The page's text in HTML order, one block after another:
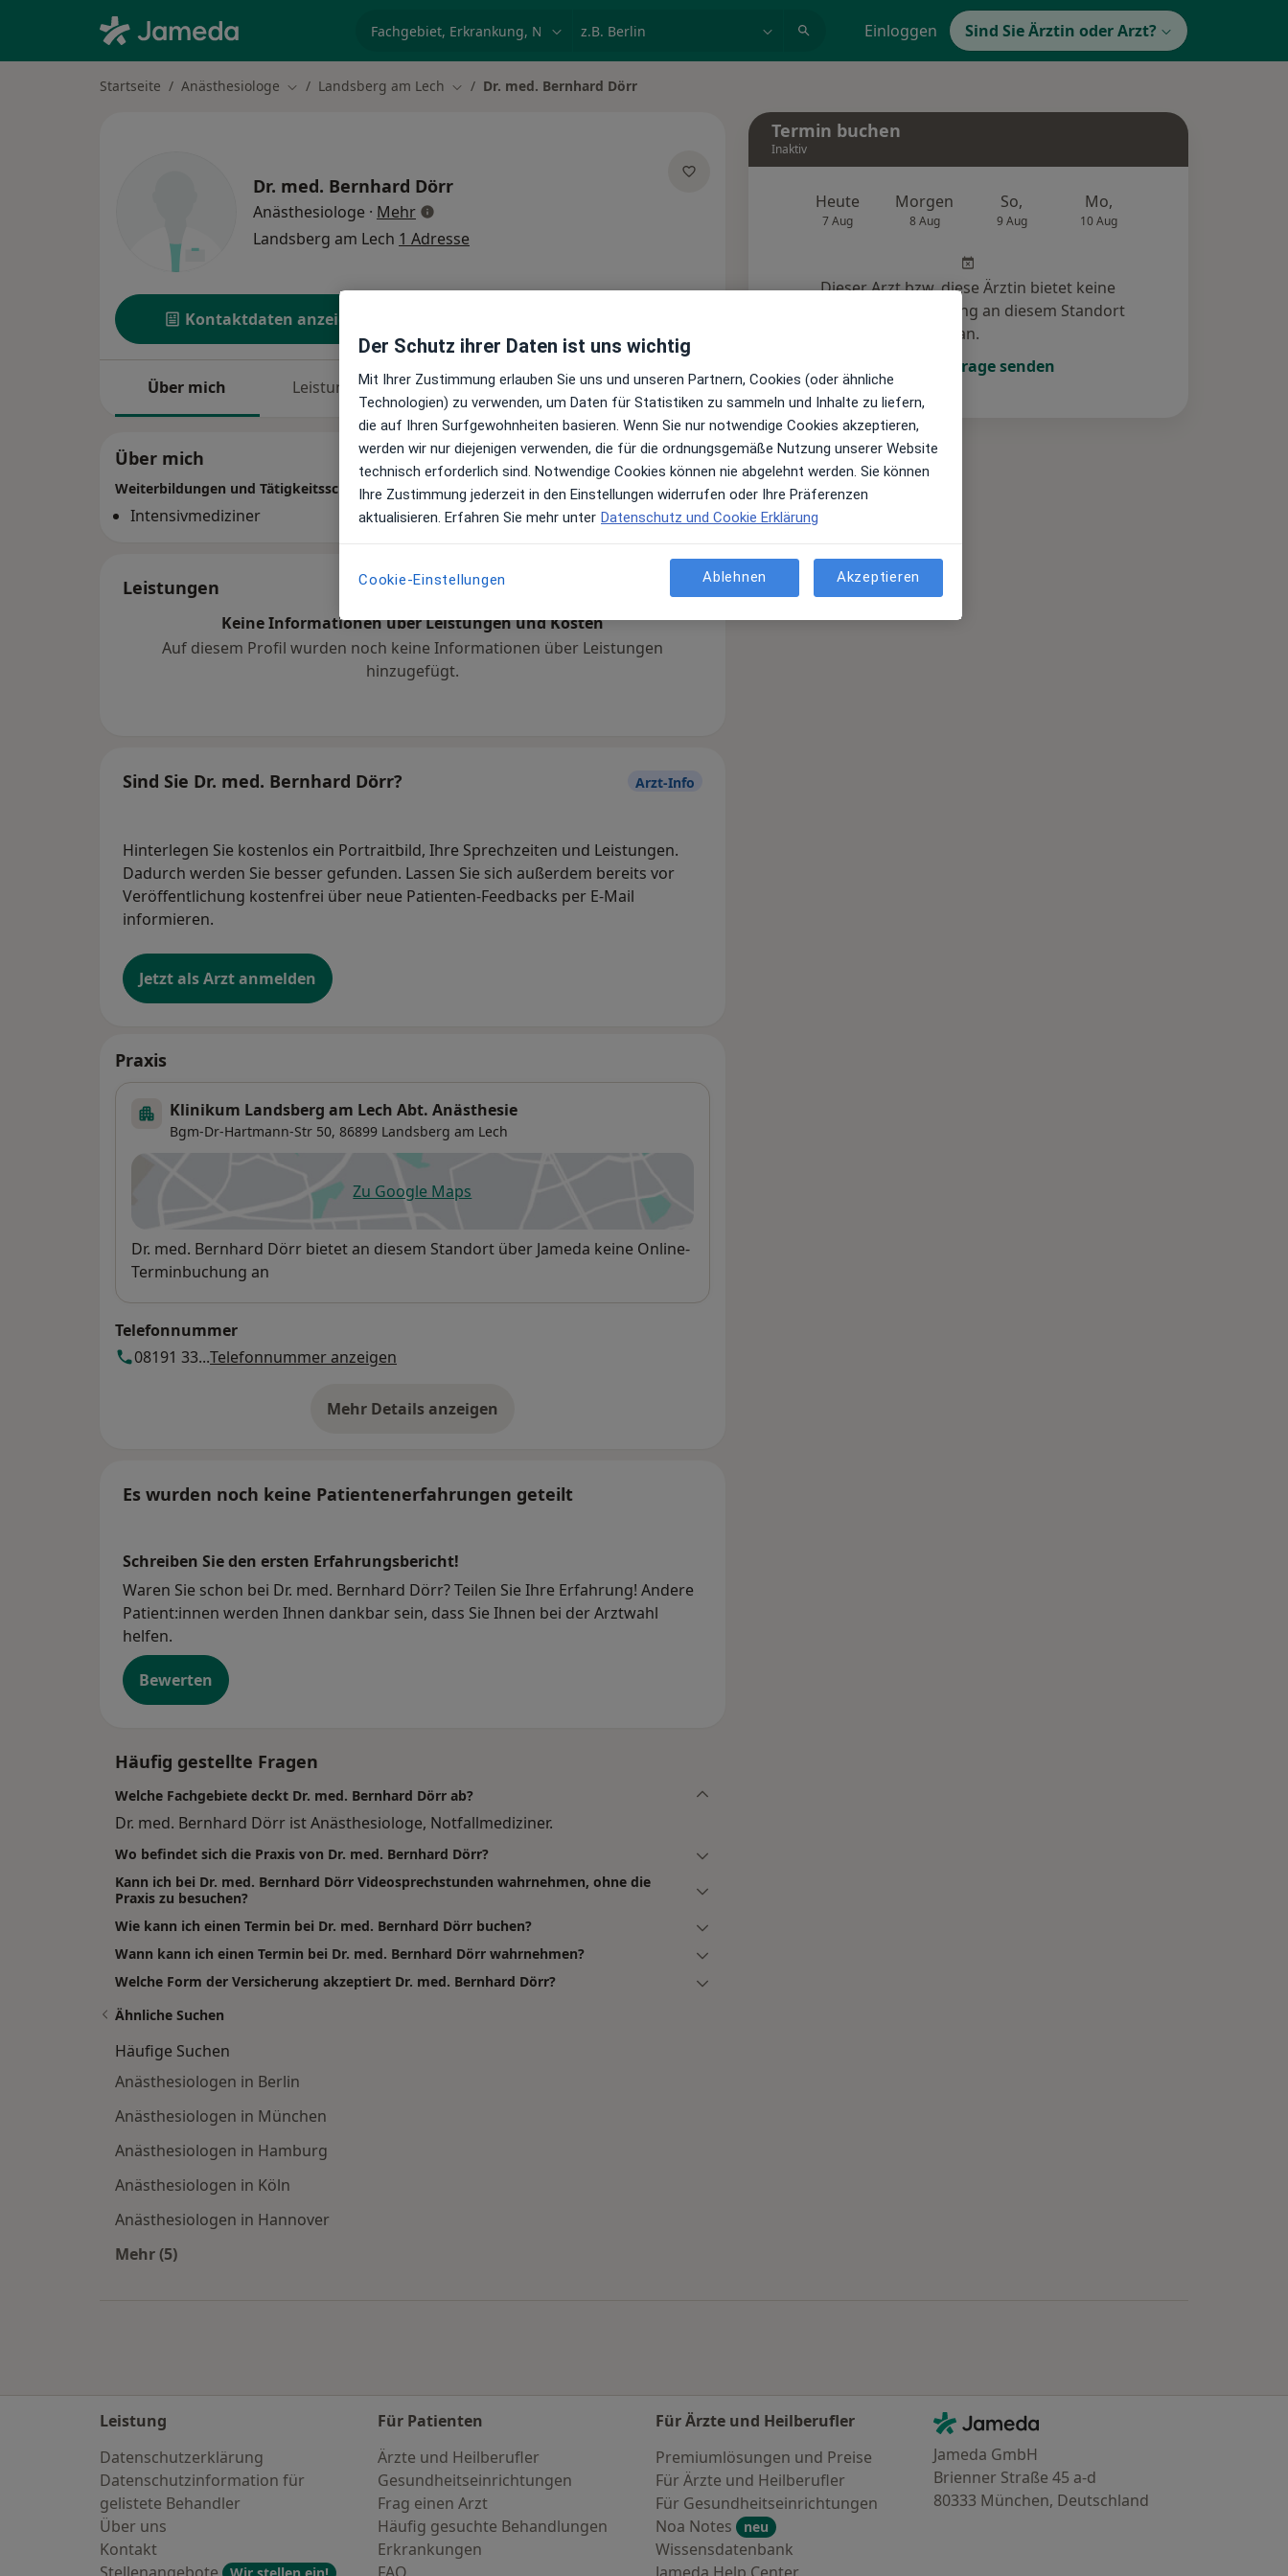
Einloggen Sind Sie Ärztin oder Arzt?
Startseite Anästhesiologe Stadt ändern
Landsberg am Lech Stadt ändern
Dr. med. Bernhard Dörr
Dr. med. Bernhard Dörr
Anästhesiologe · Mehrüber Spezialisierungen
Landsberg am Lech 1 Adresse
Kontaktdaten anzeigen
Über mich Leistungen Standorte Bewertungen
Über mich
Weiterbildungen und Tätigkeitsschwerpunkte
Intensivmediziner
Leistungen
Keine Informationen über Leistungen und Kosten
Auf diesem Profil wurden noch keine Informationen über Leistungen
hinzugefügt.
Sind Sie Dr. med. Bernhard Dörr? Arzt-Info
Hinterlegen Sie kostenlos ein Portraitbild, Ihre Sprechzeiten und Leistungen.
Dadurch werden Sie besser gefunden. Lassen Sie sich außerdem bereits vor
Veröffentlichung kostenfrei über neue Patienten-Feedbacks per E-Mail
informieren.
Jetzt als Arzt anmelden
Praxis
Klinikum Landsberg am Lech Abt. Anästhesie
Bgm-Dr-Hartmann-Str 50, 86899 Landsberg am Lech
Zu Google Mapsöffnet in einer neuen Registerkarte
Verfügbarkeit
Dr. med. Bernhard Dörr bietet an diesem Standort über Jameda keine Online-
Terminbuchung an
Telefonnummer
08191 33...Telefonnummer anzeigen
Mehr Details anzeigen
über die Adresse
Es wurden noch keine Patientenerfahrungen geteilt
Schreiben Sie den ersten Erfahrungsbericht!
Waren Sie schon bei Dr. med. Bernhard Dörr? Teilen Sie Ihre Erfahrung! Andere
Patient:innen werden Ihnen dankbar sein, dass Sie Ihnen bei der Arztwahl
helfen.
Bewerten
Häufig gestellte Fragen
Welche Fachgebiete deckt Dr. med. Bernhard Dörr ab?
Dr. med. Bernhard Dörr ist Anästhesiologe, Notfallmediziner.
Wo befindet sich die Praxis von Dr. med. Bernhard Dörr?
Kann ich bei Dr. med. Bernhard Dörr Videosprechstunden wahrnehmen, ohne die
Praxis zu besuchen?
Wie kann ich einen Termin bei Dr. med. Bernhard Dörr buchen?
Wann kann ich einen Termin bei Dr. med. Bernhard Dörr wahrnehmen?
Welche Form der Versicherung akzeptiert Dr. med. Bernhard Dörr?
Termin buchen
Inaktiv
Heute
7 Aug
Morgen
8 Aug
So,
9 Aug
Mo,
10 Aug
Dieser Arzt bzw. diese Ärztin bietet keine
Online-Terminbuchung an diesem Standort
an.
Terminanfrage senden
Ähnliche Suchen
Häufige Suchen
Anästhesiologen in Berlin
Anästhesiologen in München
Anästhesiologen in Hamburg
Anästhesiologen in Köln
Anästhesiologen in Hannover
Mehr (5)
Leistung
Datenschutzerklärung
Datenschutzinformation für
gelistete Behandler
Über uns
Kontakt
Für Patienten
Ärzte und Heilberufler
Gesundheitseinrichtungen
Frag einen Arzt
Häufig gesuchte Behandlungen
Erkrankungen
Für Ärzte und Heilberufler
Premiumlösungen und Preise
Für Ärzte und Heilberufler
Für Gesundheitseinrichtungen
Noa Notes
neu
Wissensdatenbank
Kontakt
Jameda - Startseite
Jameda GmbH
Brienner Straße 45 a-d
80333 München, Deutschland
Der Schutz ihrer Daten ist uns wichtig
Mit Ihrer Zustimmung erlauben Sie uns und unseren Partnern, Cookies (oder ähnliche
Technologien) zu verwenden, um Daten für Statistiken zu sammeln und Inhalte zu liefern,
die auf Ihren Surfgewohnheiten basieren. Wenn Sie nur notwendige Cookies akzeptieren,
werden wir nur diejenigen verwenden, die für die ordnungsgemäße Nutzung unserer Website
technisch erforderlich sind. Notwendige Cookies können nie abgelehnt werden. Sie können
Ihre Zustimmung jederzeit in den Einstellungen widerrufen oder Ihre Präferenzen
aktualisieren. Erfahren Sie mehr unter Datenschutz und Cookie Erklärung
Cookie-Einstellungen Ablehnen Akzeptieren